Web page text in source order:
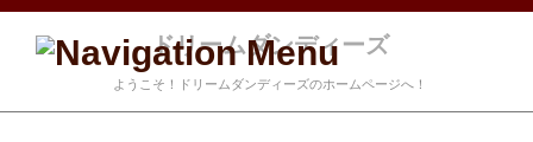
ドリームダンディーズ
ようこそ！ドリームダンディーズのホームページへ！
コンテンツに移動